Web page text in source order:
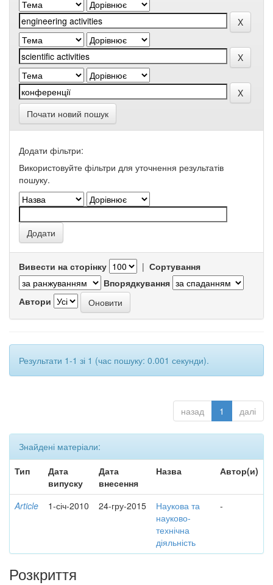
Почати новий пошук
Додати фільтри:
Використовуйте фільтри для уточнення результатів
пошуку.
Вивести на сторінку | Сортування
Впорядкування
Автори
Результати 1-1 зі 1 (час пошуку: 0.001 секунди).
назад 1 далі
Знайдені матеріали:
Тип
Дата
випуску
Дата
внесення
Назва Автор(и)
Article 1-січ-2010 24-гру-2015
Наукова та
науково-
технічна
діяльність
-
Розкриття